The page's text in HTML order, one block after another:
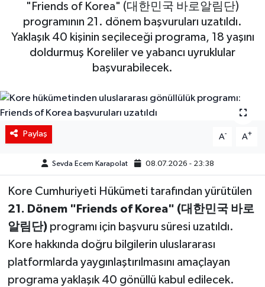
"Friends of Korea" (대한민국 바로알림단)
programının 21. dönem başvuruları uzatıldı.
Yaklaşık 40 kişinin seçileceği programa, 18 yaşını
doldurmuş Koreliler ve yabancı uyruklular
başvurabilecek.
Paylaş A- A+
Sevda Ecem Karapolat 08.07.2026 - 23:38
Kore Cumhuriyeti Hükümeti tarafından yürütülen
21. Dönem "Friends of Korea" (대한민국 바로
알림단)programı için başvuru süresi uzatıldı.
Kore hakkında doğru bilgilerin uluslararası
platformlarda yaygınlaştırılmasını amaçlayan
programa yaklaşık 40 gönüllü kabul edilecek.
Resmi İlanlar
Sağlık
Spor
Teknoloji
Yaşam